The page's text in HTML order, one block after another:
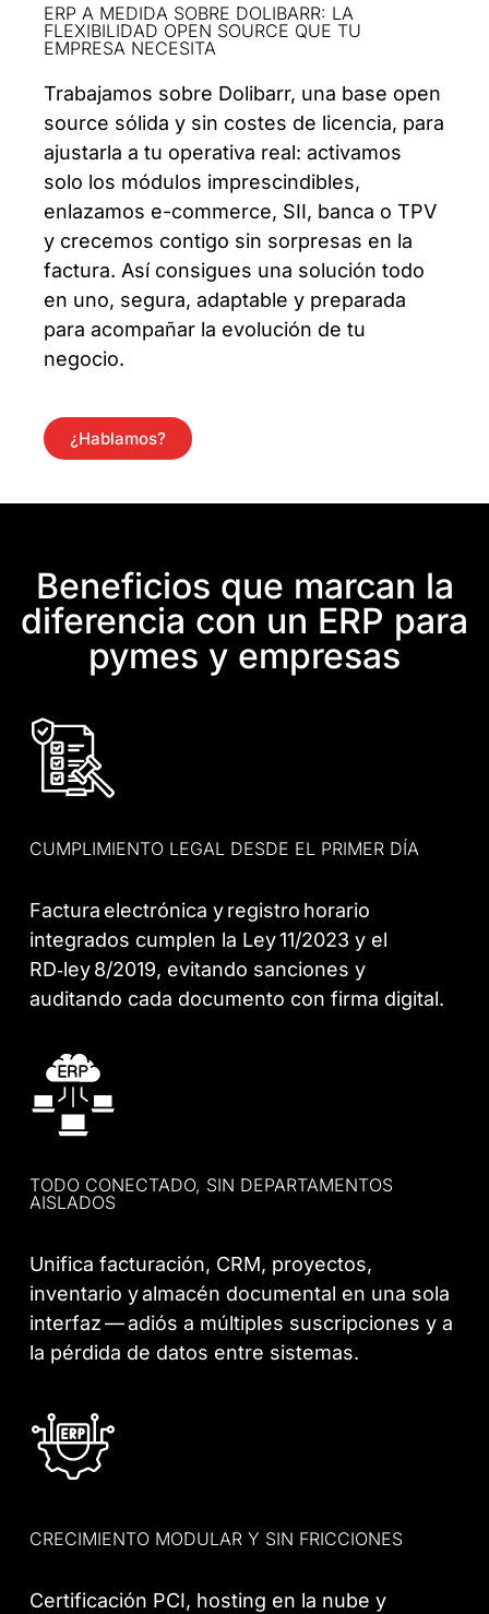
ERP A MEDIDA SOBRE DOLIBARR: LA
FLEXIBILIDAD OPEN SOURCE QUE TU
EMPRESA NECESITA
Trabajamos sobre Dolibarr, una base open
source sólida y sin costes de licencia, para
ajustarla a tu operativa real: activamos
solo los módulos imprescindibles,
enlazamos e-commerce, SII, banca o TPV
y crecemos contigo sin sorpresas en la
factura. Así consigues una solución todo
en uno, segura, adaptable y preparada
para acompañar la evolución de tu
negocio.
¿Hablamos?
Beneficios que marcan la
diferencia con un ERP para
pymes y empresas
CUMPLIMIENTO LEGAL DESDE EL PRIMER DÍA
Factura electrónica y registro horario
integrados cumplen la Ley 11/2023 y el
RD‑ley 8/2019, evitando sanciones y
auditando cada documento con firma digital.
TODO CONECTADO, SIN DEPARTAMENTOS
AISLADOS
Unifica facturación, CRM, proyectos,
inventario y almacén documental en una sola
interfaz — adiós a múltiples suscripciones y a
la pérdida de datos entre sistemas.
CRECIMIENTO MODULAR Y SIN FRICCIONES
Certificación PCI, hosting en la nube y